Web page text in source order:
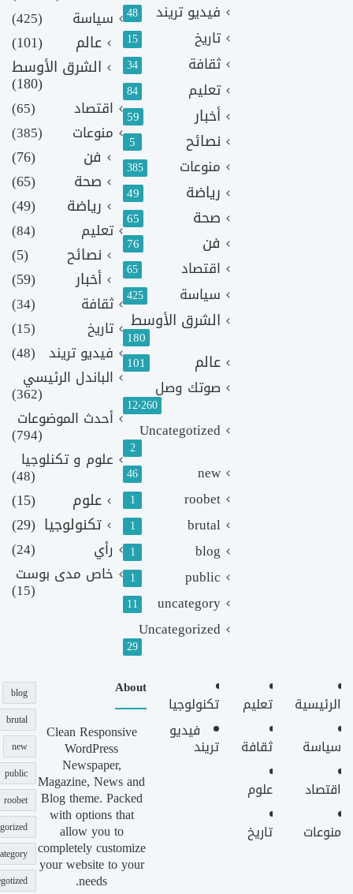
فيديو تريند 48
تاريخ 15
ثقافة 34
تعليم 84
أخبار 59
نصائح 5
منوعات 385
رياضة 49
صحة 65
فن 76
اقتصاد 65
سياسة 425
الشرق الأوسط
180
عالم 101
صوتك وصل
12٬260
Uncategotized
2
new
46
roobet
1
brutal
1
blog
1
public
1
uncategory
11
Uncategorized
29
سياسة
(425)
عالم
(101)
الشرق الأوسط
(180)
اقتصاد
(65)
منوعات
(385)
فن
(76)
صحة
(65)
رياضة
(49)
تعليم (84)
نصائح
(5)
أخبار
(59)
ثقافة
(34)
تاريخ
(15)
فيديو تريند (48)
الباندل الرئيسي
(362)
أحدث الموضوعات
(794)
علوم و تكنلوجيا
(48)
علوم
(15)
تكنولوجيا (29)
رأي
(24)
خاص مدى بوست
(15)
الرئيسية
سياسة
اقتصاد
منوعات
تعليم
ثقافة
علوم
تاريخ
تكنولوجيا
فيديو
تريند
About
Clean Responsive
WordPress
Newspaper,
Magazine, News and
Blog theme. Packed
with options that
allow you to
completely customize
your website to your
needs.
blog
brutal
new
public
roobet